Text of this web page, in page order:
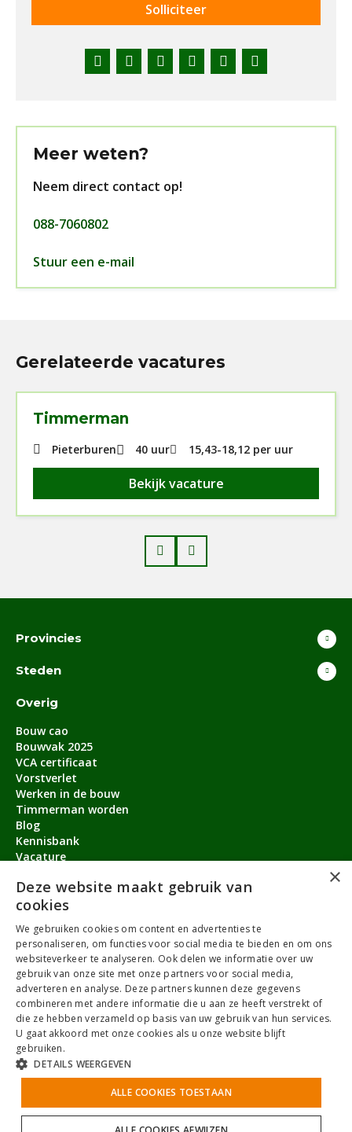
FacebookTwitterLinkedInPinterestWhatsApp
Solliciteer
Meer weten?
Neem direct contact op!
088-7060802
Stuur een e-mail
Gerelateerde vacatures
Timmerman
Pieterburen 40 uur 15,43-18,12 per uur
Bekijk vacature
Prev
Provincies
Steden
Overig
Bouw cao
Bouwvak 2025
VCA certificaat
Vorstverlet
Werken in de bouw
Timmerman worden
Blog
Kennisbank
Vacature
Contact
Over ons
service@timmermanvacature.nl
088-7060802
Facebook
YoutubeLinkedInInstagram
Algemene VoorwaardenPrivacybeleid
AntidiscriminatiebeleidCookiesSitemapNoBrothers
×
Deze website maakt gebruik van
cookies
We gebruiken cookies om content en advertenties te
personaliseren, om functies voor social media te bieden en om ons
websiteverkeer te analyseren. Ook delen we informatie over uw
gebruik van onze site met onze partners voor social media,
adverteren en analyse. Deze partners kunnen deze gegevens
combineren met andere informatie die u aan ze heeft verstrekt of
die ze hebben verzameld op basis van uw gebruik van hun services.
U gaat akkoord met onze cookies als u onze website blijft
gebruiken.
DETAILS WEERGEVEN
ALLE COOKIES TOESTAAN